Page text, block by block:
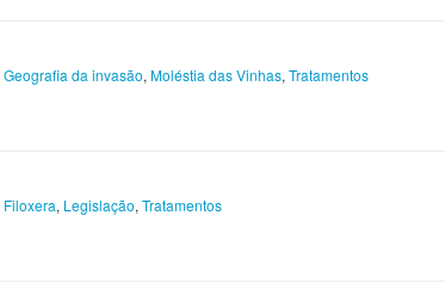
Geografia da invasão, Moléstia das Vinhas, Tratamentos
Filoxera, Legislação, Tratamentos